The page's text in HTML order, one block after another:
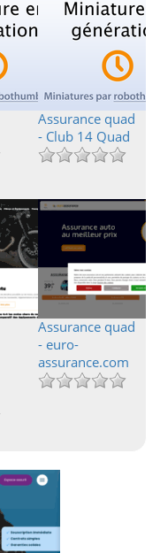
Assurance quad
- Club 14 Quad
Assurance quad
- euro-
assurance.com